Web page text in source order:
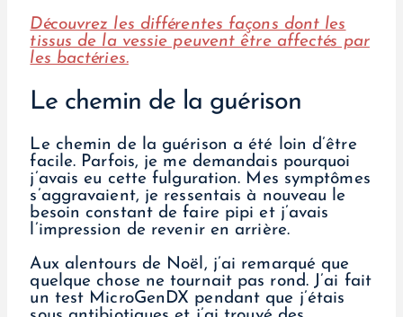
Découvrez les différentes façons dont les
tissus de la vessie peuvent être affectés par
les bactéries.
Le chemin de la guérison
Le chemin de la guérison a été loin d’être
facile. Parfois, je me demandais pourquoi
j’avais eu cette fulguration. Mes symptômes
s’aggravaient, je ressentais à nouveau le
besoin constant de faire pipi et j’avais
l’impression de revenir en arrière.
Aux alentours de Noël, j’ai remarqué que
quelque chose ne tournait pas rond. J’ai fait
un test MicroGenDX pendant que j’étais